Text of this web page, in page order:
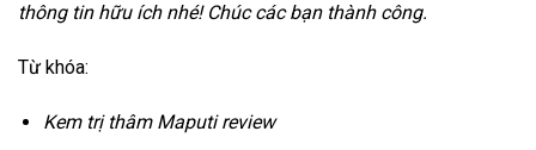
thông tin hữu ích nhé! Chúc các bạn thành công.
Từ khóa:
Kem trị thâm Maputi review